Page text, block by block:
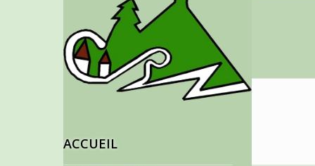
4/06/25
Journée de
découverte
« Trésors de
l ‘AIN »
ACCUEIL